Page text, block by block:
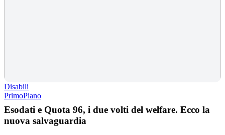
Disabili
PrimoPiano
Esodati e Quota 96, i due volti del welfare. Ecco la
nuova salvaguardia